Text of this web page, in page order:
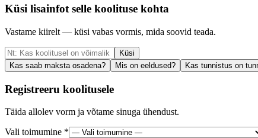
Küsi lisainfot selle koolituse kohta
Vastame kiirelt — küsi vabas vormis, mida soovid teada.
Küsi
Kas saab maksta osadena?
Mis on eeldused? Kas tunnistus on
Registreeru koolitusele
Täida allolev vorm ja võtame sinuga ühendust.
Vali toimumine *